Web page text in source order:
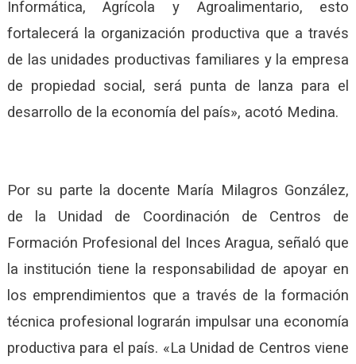
Informática, Agrícola y Agroalimentario, esto
fortalecerá la organización productiva que a través
de las unidades productivas familiares y la empresa
de propiedad social, será punta de lanza para el
desarrollo de la economía del país», acotó Medina.
Por su parte la docente María Milagros González,
de la Unidad de Coordinación de Centros de
Formación Profesional del Inces Aragua, señaló que
la institución tiene la responsabilidad de apoyar en
los emprendimientos que a través de la formación
técnica profesional lograrán impulsar una economía
productiva para el país. «La Unidad de Centros viene